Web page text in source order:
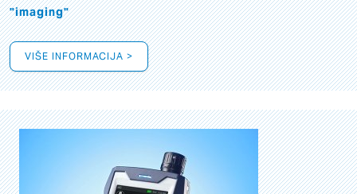
"imaging"
VIŠE INFORMACIJA >